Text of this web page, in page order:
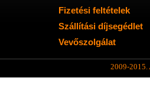
Fizetési feltételek
Szállítási díjsegédlet
Vevőszolgálat
2009-2015.